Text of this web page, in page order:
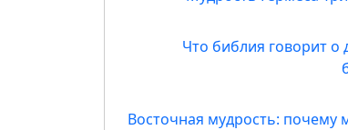
Что библия говорит о
Восточная мудрость: почему